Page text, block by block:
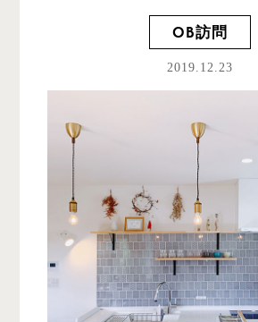
OB訪問
2019.12.23